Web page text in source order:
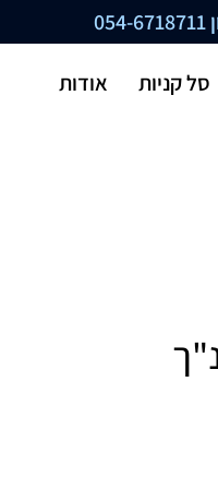
054-6718711
סל קניות אודות